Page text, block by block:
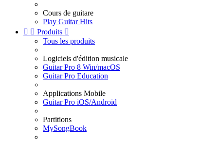
Cours de guitare
Play Guitar Hits
  Produits 
Tous les produits
Logiciels d'édition musicale
Guitar Pro 8 Win/macOS
Guitar Pro Education
Applications Mobile
Guitar Pro iOS/Android
Partitions
MySongBook